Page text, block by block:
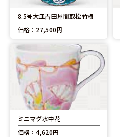
8.5号大皿吉田屋間取松竹梅
価格：27,500円
ミニマグ水中花
価格：4,620円